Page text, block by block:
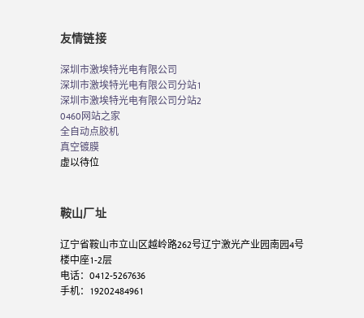
友情链接
深圳市激埃特光电有限公司
深圳市激埃特光电有限公司分站1
深圳市激埃特光电有限公司分站2
0460网站之家
全自动点胶机
真空镀膜
虚以待位
鞍山厂址
辽宁省鞍山市立山区越岭路262号辽宁激光产业园南园4号
楼中座1-2层
电话：0412-5267636
手机：19202484961